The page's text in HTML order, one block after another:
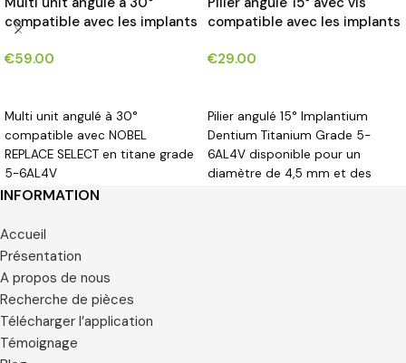
compatible avec les implants
€59.00
Multi unit angulé à 30°
compatible avec NOBEL
REPLACE SELECT en titane grade
5-6AL4V
compatible avec les implants
€29.00
Pilier angulé 15° Implantium
Dentium Titanium Grade 5-
6AL4V disponible pour un
diamètre de 4,5 mm et des
INFORMATION
Accueil
Présentation
A propos de nous
Recherche de pièces
Télécharger l’application
Témoignage